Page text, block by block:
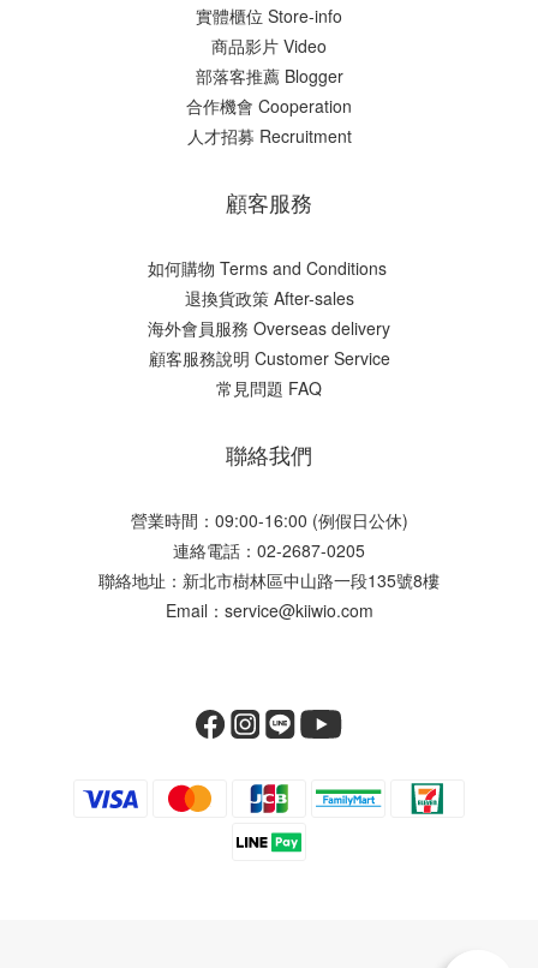
實體櫃位 Store-info
商品影片 Video
部落客推薦 Blogger
合作機會 Cooperation
人才招募 Recruitment
顧客服務
如何購物 Terms and Conditions
​退換貨政策 After-sales
海外會員服務 Overseas delivery
顧客服務說明 Customer Service
常見問題 FAQ
聯絡我們
營業時間：09:00-16:00 (例假日公休)
連絡電話：02-2687-0205
聯絡地址：新北市樹林區中山路一段135號8樓
Email：service@kiiwio.com